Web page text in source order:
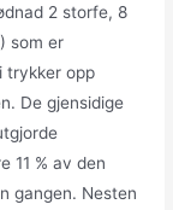
2 storfe, 8
som er
trykker opp
De gjensidige
11 % av den
gangen. Nesten